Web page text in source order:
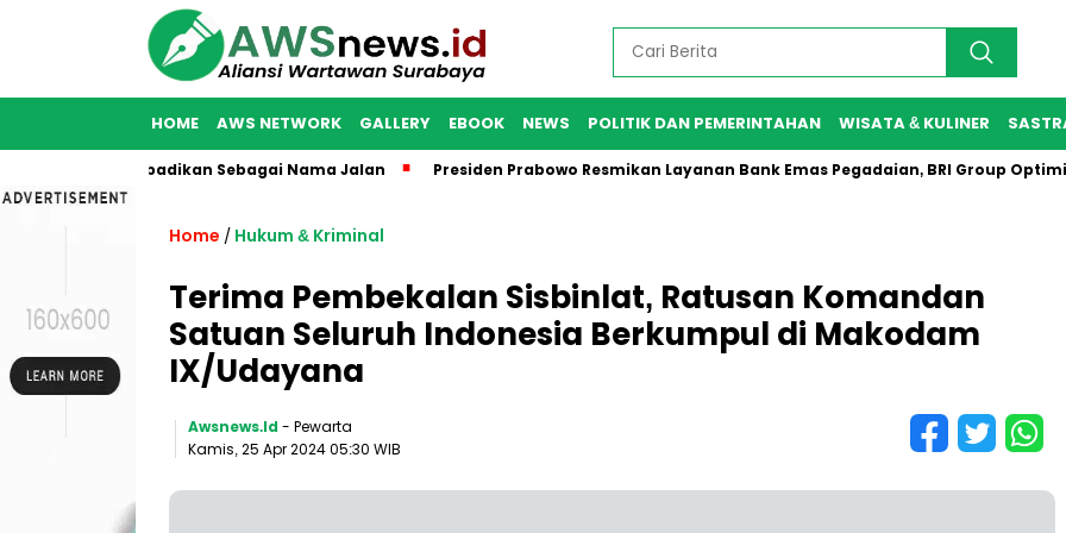
HOME AWS NETWORK GALLERY EBOOK NEWS POLITIK DAN PEMERINTAHAN WISATA & KULINER
Diabadikan Sebagai Nama Jalan Presiden Prabowo Resmikan Layanan Bank Emas Pegadaian, BRI Group Optimis
Home / Hukum & Kriminal
Terima Pembekalan Sisbinlat, Ratusan Komandan
Satuan Seluruh Indonesia Berkumpul di Makodam
IX/Udayana
Awsnews.id - Pewarta
Kamis, 25 Apr 2024 05:30 WIB